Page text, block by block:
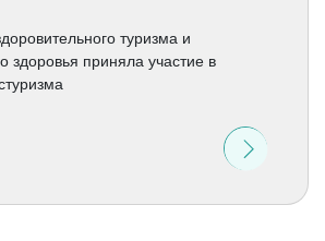
туризма и
здоровья приняла участие в